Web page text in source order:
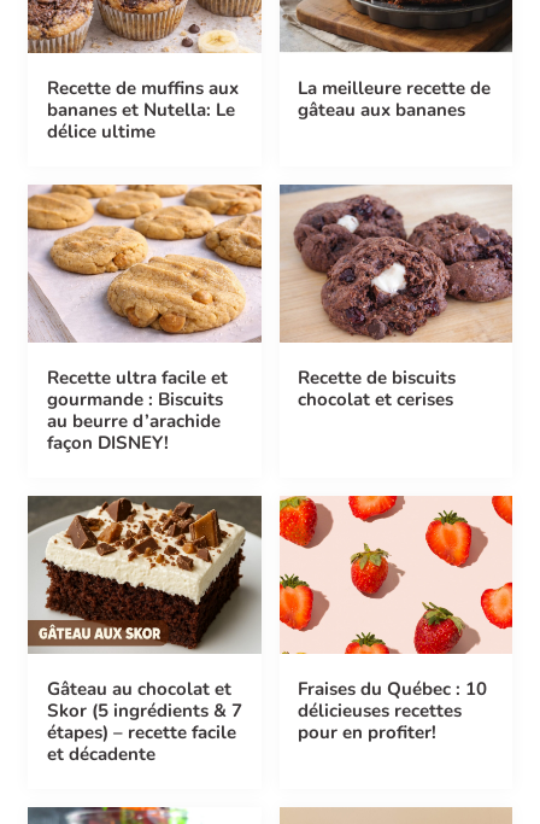
Recette de muffins aux
bananes et Nutella: Le
délice ultime
La meilleure recette de
gâteau aux bananes
Recette ultra facile et
gourmande : Biscuits
au beurre d’arachide
façon DISNEY!
Recette de biscuits
chocolat et cerises
Gâteau au chocolat et
Skor (5 ingrédients & 7
étapes) – recette facile
et décadente
Fraises du Québec : 10
délicieuses recettes
pour en profiter!